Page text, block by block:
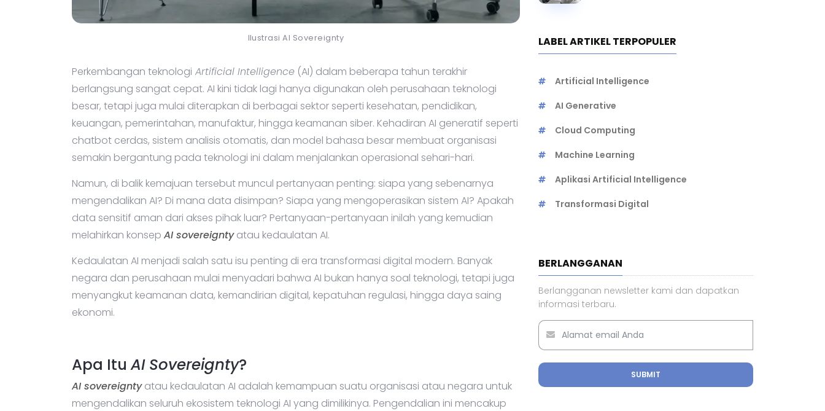
Ilustrasi AI Sovereignty
Perkembangan teknologi Artificial Intelligence (AI) dalam beberapa tahun terakhir
berlangsung sangat cepat. AI kini tidak lagi hanya digunakan oleh perusahaan teknologi
besar, tetapi juga mulai diterapkan di berbagai sektor seperti kesehatan, pendidikan,
keuangan, pemerintahan, manufaktur, hingga keamanan siber. Kehadiran AI generatif seperti
chatbot cerdas, sistem analisis otomatis, dan model bahasa besar membuat organisasi
semakin bergantung pada teknologi ini dalam menjalankan operasional sehari-hari.
Namun, di balik kemajuan tersebut muncul pertanyaan penting: siapa yang sebenarnya
mengendalikan AI? Di mana data disimpan? Siapa yang mengoperasikan sistem AI? Apakah
data sensitif aman dari akses pihak luar? Pertanyaan-pertanyaan inilah yang kemudian
melahirkan konsep AI sovereigntyatau kedaulatan AI.
Kedaulatan AI menjadi salah satu isu penting di era transformasi digital modern. Banyak
negara dan perusahaan mulai menyadari bahwa AI bukan hanya soal teknologi, tetapi juga
menyangkut keamanan data, kemandirian digital, kepatuhan regulasi, hingga daya saing
ekonomi.
Apa ItuAI Sovereignty?
AI sovereigntyatau kedaulatan AI adalah kemampuan suatu organisasi atau negara untuk
mengendalikan seluruh ekosistem teknologi AI yang dimilikinya. Pengendalian ini mencakup
LABEL ARTIKEL TERPOPULER
Artificial Intelligence
AI Generative
Cloud Computing
Machine Learning
Aplikasi Artificial Intelligence
Transformasi Digital
BERLANGGANAN
Berlangganan newsletter kami dan dapatkan
informasi terbaru.
SUBMIT